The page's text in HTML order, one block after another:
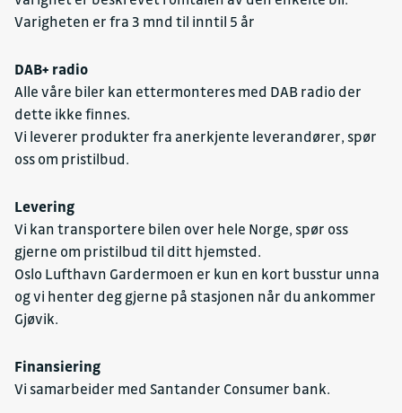
Varigheten er fra 3 mnd til inntil 5 år
DAB+ radio
Alle våre biler kan ettermonteres med DAB radio der
dette ikke finnes.
Vi leverer produkter fra anerkjente leverandører, spør
oss om pristilbud.
Levering
Vi kan transportere bilen over hele Norge, spør oss
gjerne om pristilbud til ditt hjemsted.
Oslo Lufthavn Gardermoen er kun en kort busstur unna
og vi henter deg gjerne på stasjonen når du ankommer
Gjøvik.
Finansiering
Vi samarbeider med Santander Consumer bank.